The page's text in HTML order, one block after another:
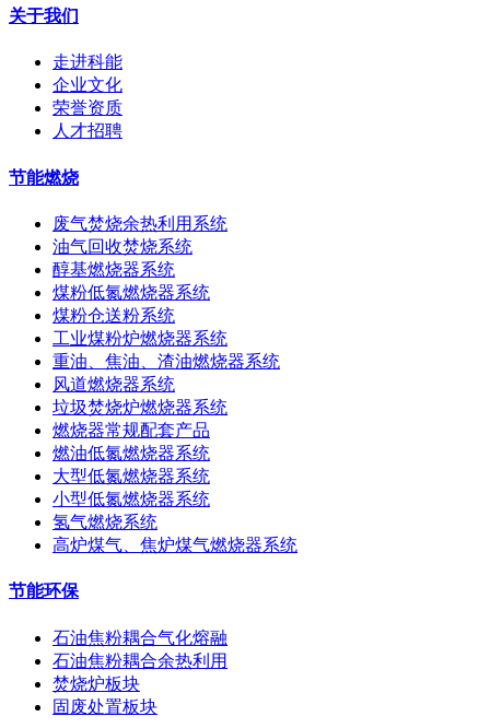
关于我们
走进科能
企业文化
荣誉资质
人才招聘
节能燃烧
废气焚烧余热利用系统
油气回收焚烧系统
醇基燃烧器系统
煤粉低氮燃烧器系统
煤粉仓送粉系统
工业煤粉炉燃烧器系统
重油、焦油、渣油燃烧器系统
风道燃烧器系统
垃圾焚烧炉燃烧器系统
燃烧器常规配套产品
燃油低氮燃烧器系统
大型低氮燃烧器系统
小型低氮燃烧器系统
氢气燃烧系统
高炉煤气、焦炉煤气燃烧器系统
节能环保
石油焦粉耦合气化熔融
石油焦粉耦合余热利用
焚烧炉板块
固废处置板块